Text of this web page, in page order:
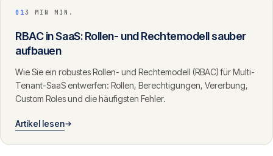
013 MIN MIN.
RBAC in SaaS: Rollen- und Rechtemodell sauber
aufbauen
Wie Sie ein robustes Rollen- und Rechtemodell (RBAC) für Multi-
Tenant-SaaS entwerfen: Rollen, Berechtigungen, Vererbung,
Custom Roles und die häufigsten Fehler.
Artikel lesen